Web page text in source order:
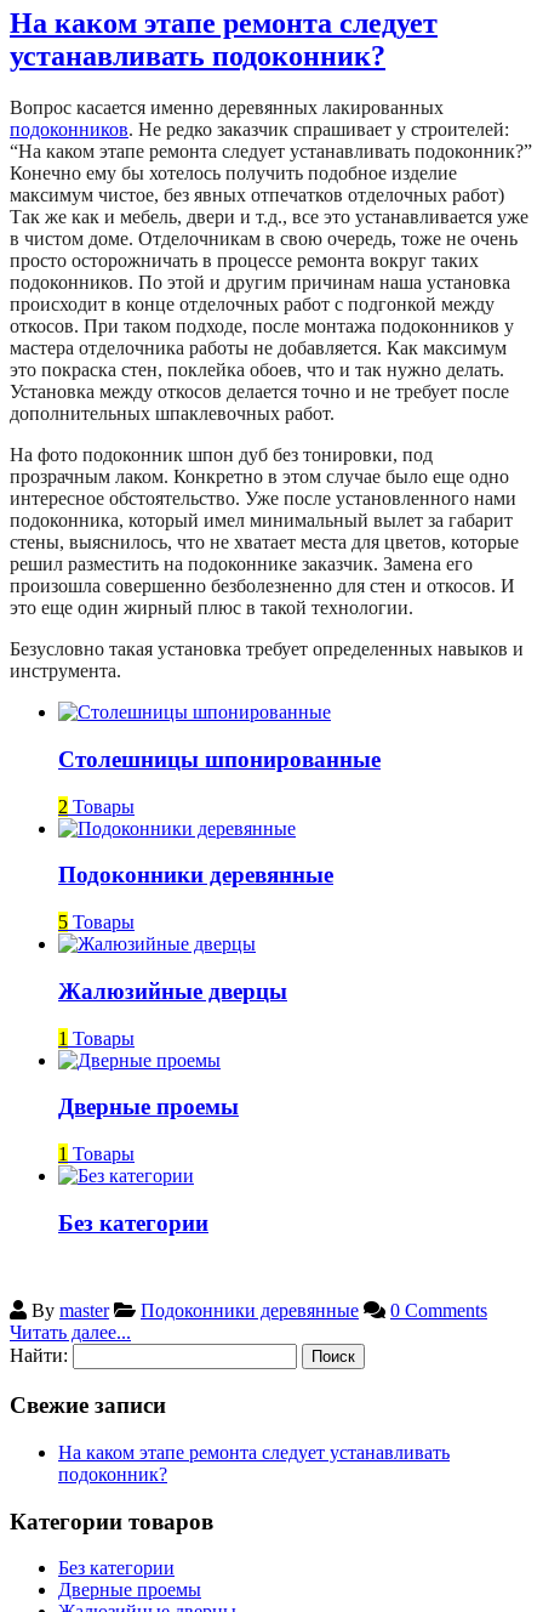
На каком этапе ремонта следует
устанавливать подоконник?
Вопрос касается именно деревянных лакированных
подоконников. Не редко заказчик спрашивает у строителей:
“На каком этапе ремонта следует устанавливать подоконник?”
Конечно ему бы хотелось получить подобное изделие
максимум чистое, без явных отпечатков отделочных работ)
Так же как и мебель, двери и т.д., все это устанавливается уже
в чистом доме. Отделочникам в свою очередь, тоже не очень
просто осторожничать в процессе ремонта вокруг таких
подоконников. По этой и другим причинам наша установка
происходит в конце отделочных работ с подгонкой между
откосов. При таком подходе, после монтажа подоконников у
мастера отделочника работы не добавляется. Как максимум
это покраска стен, поклейка обоев, что и так нужно делать.
Установка между откосов делается точно и не требует после
дополнительных шпаклевочных работ.
На фото подоконник шпон дуб без тонировки, под
прозрачным лаком. Конкретно в этом случае было еще одно
интересное обстоятельство. Уже после установленного нами
подоконника, который имел минимальный вылет за габарит
стены, выяснилось, что не хватает места для цветов, которые
решил разместить на подоконнике заказчик. Замена его
произошла совершенно безболезненно для стен и откосов. И
это еще один жирный плюс в такой технологии.
Безусловно такая установка требует определенных навыков и
инструмента.
Столешницы шпонированные
2 Товары
Подоконники деревянные
5 Товары
Жалюзийные дверцы
1 Товары
Дверные проемы
1 Товары
Без категории
By master Подоконники деревянные
0 Comments
Читать далее...
Найти:
Свежие записи
На каком этапе ремонта следует устанавливать
подоконник?
Категории товаров
Без категории
Дверные проемы